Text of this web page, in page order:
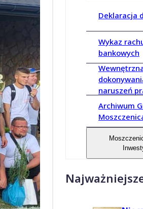
Deklaracja
Wykaz
bankowych
naruszeń
Archiwum